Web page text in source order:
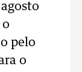
o
pelo
o